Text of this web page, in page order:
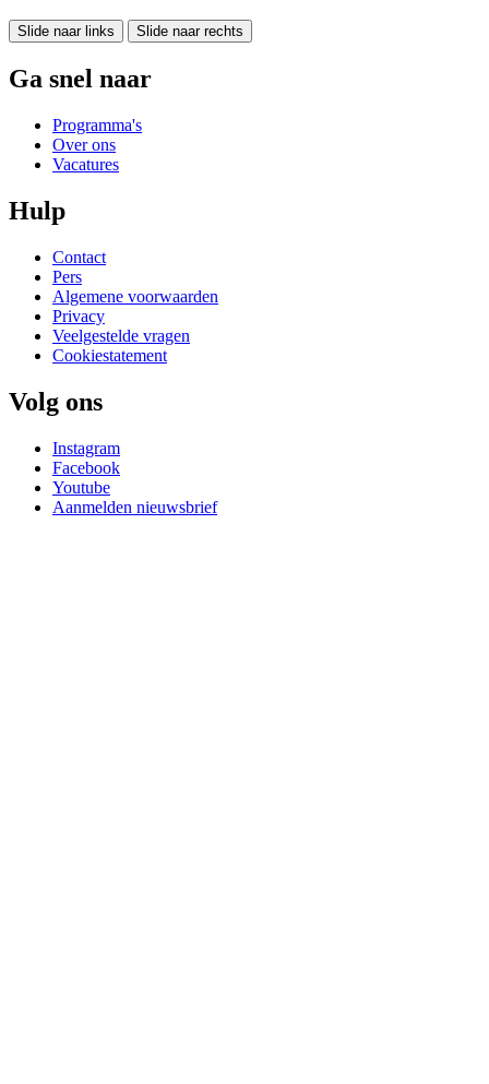
Slide naar links Slide naar rechts
Ga snel naar
Programma's
Over ons
Vacatures
Hulp
Contact
Pers
Algemene voorwaarden
Privacy
Veelgestelde vragen
Cookiestatement
Volg ons
Instagram
Facebook
Youtube
Aanmelden nieuwsbrief